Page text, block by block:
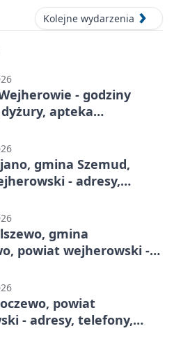
Kolejne wydarzenia
- godziny
apteka
gmina Szemud,
- adresy,
gmina
powiat wejherowski -
powiat
- adresy, telefony,